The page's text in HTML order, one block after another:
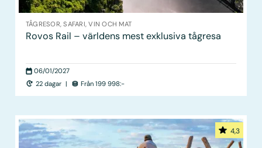
TÅGRESOR, SAFARI, VIN OCH MAT
Rovos Rail – världens mest exklusiva tågresa
06/01/2027
22 dagar | Från 199 998:-
4,3